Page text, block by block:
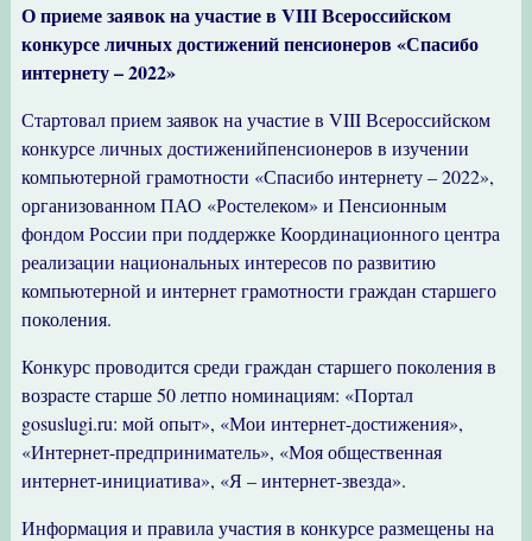
О приеме заявок на участие в VIII Всероссийском
конкурсе личных достижений пенсионеров «Спасибо
интернету – 2022»
Стартовал прием заявок на участие в VIII Всероссийском
конкурсе личных достиженийпенсионеров в изучении
компьютерной грамотности «Спасибо интернету – 2022»,
организованном ПАО «Ростелеком» и Пенсионным
фондом России при поддержке Координационного центра
реализации национальных интересов по развитию
компьютерной и интернет грамотности граждан старшего
поколения.
Конкурс проводится среди граждан старшего поколения в
возрасте старше 50 летпо номинациям: «Портал
gosuslugi.ru: мой опыт», «Мои интернет-достижения»,
«Интернет-предприниматель», «Моя общественная
интернет-инициатива», «Я – интернет-звезда».
Информация и правила участия в конкурсе размещены на